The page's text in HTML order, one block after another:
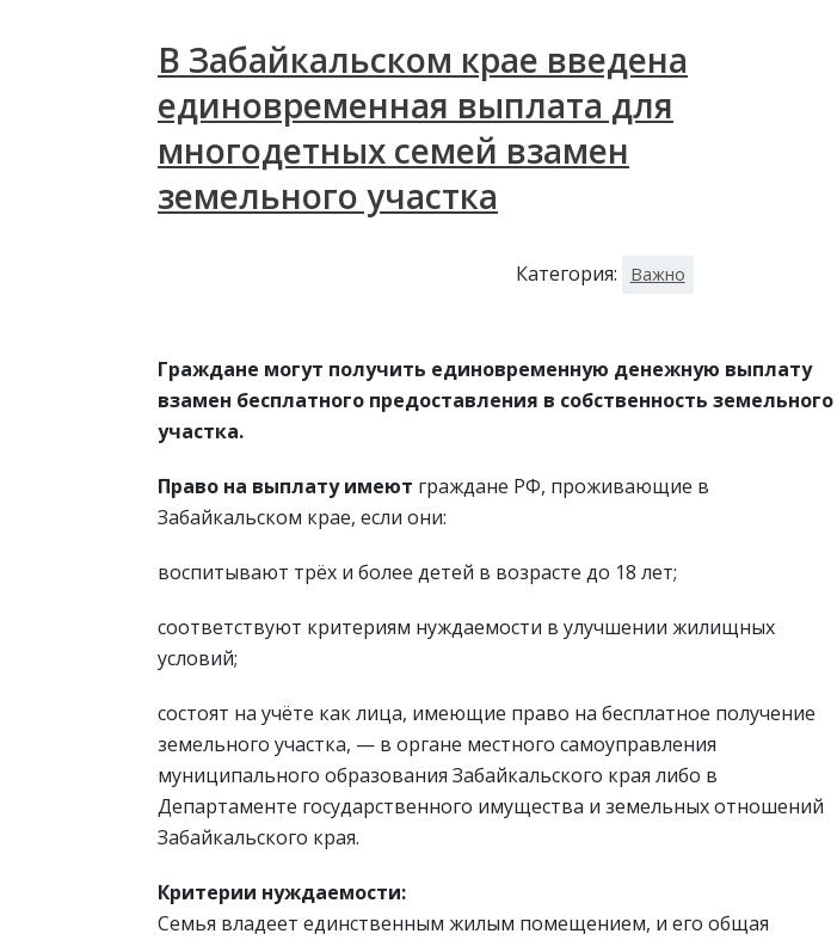
В Забайкальском крае введена
единовременная выплата для
многодетных семей взамен
земельного участка
Категория: Важно
Граждане могут получить единовременную денежную выплату
взамен бесплатного предоставления в собственность земельного
участка.
Право на выплату имеют граждане РФ, проживающие в
Забайкальском крае, если они:
воспитывают трёх и более детей в возрасте до 18 лет;
соответствуют критериям нуждаемости в улучшении жилищных
условий;
состоят на учёте как лица, имеющие право на бесплатное получение
земельного участка, — в органе местного самоуправления
муниципального образования Забайкальского края либо в
Департаменте государственного имущества и земельных отношений
Забайкальского края.
Критерии нуждаемости:
Семья владеет единственным жилым помещением, и его общая